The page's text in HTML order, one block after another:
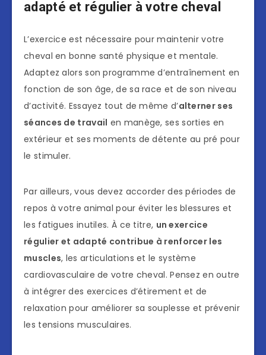
adapté et régulier à votre cheval
L’exercice est nécessaire pour maintenir votre
cheval en bonne santé physique et mentale.
Adaptez alors son programme d’entraînement en
fonction de son âge, de sa race et de son niveau
d’activité. Essayez tout de même d’alterner ses
séances de travail en manège, ses sorties en
extérieur et ses moments de détente au pré pour
le stimuler.
Par ailleurs, vous devez accorder des périodes de
repos à votre animal pour éviter les blessures et
les fatigues inutiles. À ce titre, un exercice
régulier et adapté contribue à renforcer les
muscles, les articulations et le système
cardiovasculaire de votre cheval. Pensez en outre
à intégrer des exercices d’étirement et de
relaxation pour améliorer sa souplesse et prévenir
les tensions musculaires.